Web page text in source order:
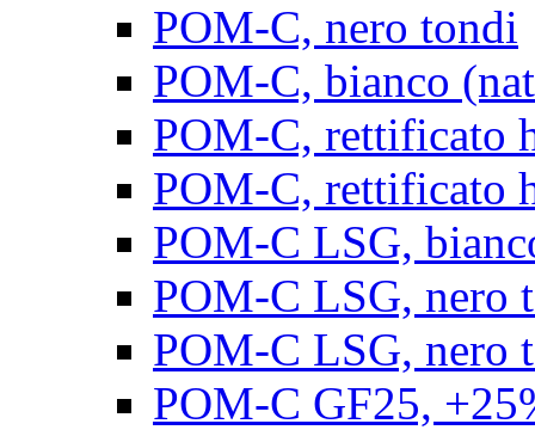
POM-C, nero tondi
POM-C, bianco
POM-C, rettificato
POM-C, rettificato
POM-C LSG,
POM-C LSG, nero
POM-C LSG, nero
POM-C GF25,